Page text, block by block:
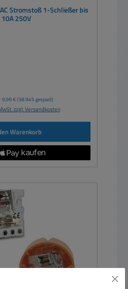
Stromstoß 1-Schließer bis
10A 250V
Regulärer Preis:
9,99 € (38.94% gespart)
zzgl. Versandkosten
Warenkorb